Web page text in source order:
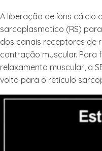
A liberação de íons cálcio
sarcoplasmatico (RS)
dos canais receptores de
contração muscular.
relaxamento muscular, a
volta para o retículo